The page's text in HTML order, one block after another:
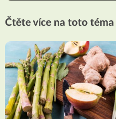
Čtěte více na toto téma